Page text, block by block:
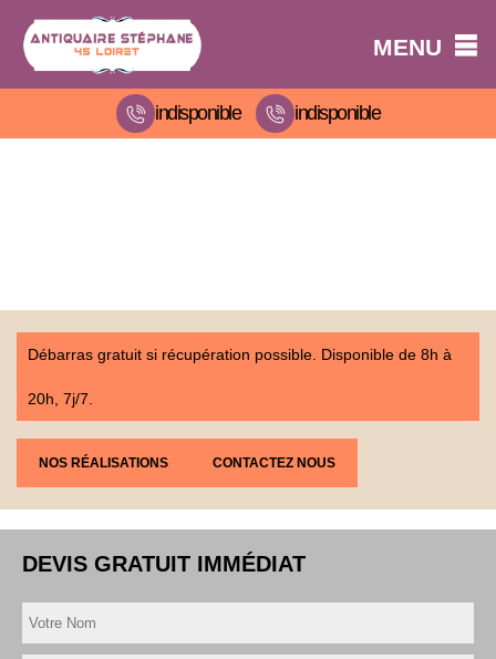
MENU
indisponible indisponible
Débarras gratuit si récupération possible. Disponible de 8h à
20h, 7j/7.
NOS RÉALISATIONS CONTACTEZ NOUS
DEVIS GRATUIT IMMÉDIAT